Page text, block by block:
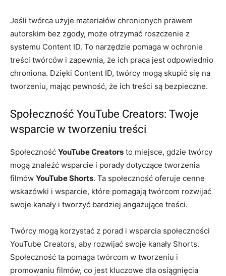
Jeśli twórca użyje materiałów chronionych prawem
autorskim bez zgody, może otrzymać roszczenie z
systemu Content ID. To narzędzie pomaga w ochronie
treści twórców i zapewnia, że ich praca jest odpowiednio
chroniona. Dzięki Content ID, twórcy mogą skupić się na
tworzeniu, mając pewność, że ich treści są bezpieczne.
Społeczność YouTube Creators: Twoje
wsparcie w tworzeniu treści
Społeczność YouTube Creators to miejsce, gdzie twórcy
mogą znaleźć wsparcie i porady dotyczące tworzenia
filmów YouTube Shorts. Ta społeczność oferuje cenne
wskazówki i wsparcie, które pomagają twórcom rozwijać
swoje kanały i tworzyć bardziej angażujące treści.
Twórcy mogą korzystać z porad i wsparcia społeczności
YouTube Creators, aby rozwijać swoje kanały Shorts.
Społeczność ta pomaga twórcom w tworzeniu i
promowaniu filmów, co jest kluczowe dla osiągnięcia